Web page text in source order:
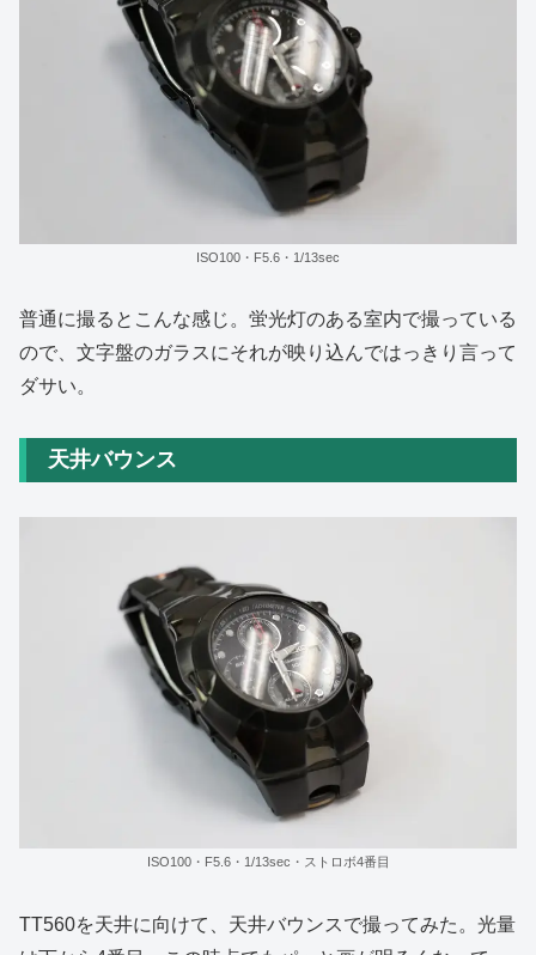
ISO100・F5.6・1/13sec
普通に撮るとこんな感じ。蛍光灯のある室内で撮っている
ので、文字盤のガラスにそれが映り込んではっきり言って
ダサい。
天井バウンス
ISO100・F5.6・1/13sec・ストロボ4番目
TT560を天井に向けて、天井バウンスで撮ってみた。光量